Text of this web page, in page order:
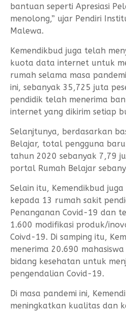
bantuan seperti Apresiasi
menolong,” ujar Pendiri
Malewa.
Kemendikbud juga telah
kuota data internet untuk
rumah selama masa
ini, sebanyak 35,725 juta
pendidik telah menerima
internet yang dikirim setiap
Selanjtunya, berdasarkan
Belajar, total pengguna
tahun 2020 sebanyak 7,79
portal Rumah Belajar
Selain itu, Kemendikbud
kepada 13 rumah sakit
Penanganan Covid-19 dan
1.600 modifikasi produk/
Coivd-19. Di samping itu,
menerima 20.690
bidang kesehatan untuk
pengendalian Covid-19.
Di masa pandemi ini,
meningkatkan kualitas dan